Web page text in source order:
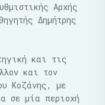
Αρχής
Δημήτρης
και τις
και τον
Κοζάνης, με
σε μία περιοχή